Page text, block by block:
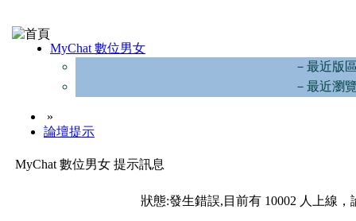
MyChat 數位男女
－最近版
－最近瀏
»
論壇提示
MyChat 數位男女 提示訊息
狀態:發生錯誤,目前有 10002 人上線